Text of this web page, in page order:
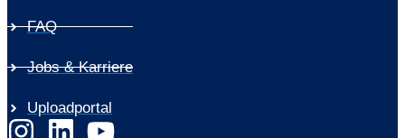
FAQ
Jobs & Karriere
Uploadportal